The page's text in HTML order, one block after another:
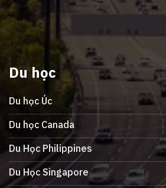
Du học
Du học Úc
Du học Canada
Du Học Philippines
Du Học Singapore